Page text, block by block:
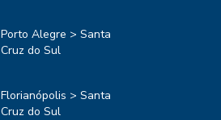
Porto Alegre > Santa
Cruz do Sul
Florianópolis > Santa
Cruz do Sul